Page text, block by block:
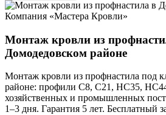
Компания «Мастера Кровли»
Монтаж кровли из
Домодедовском районе
Монтаж кровли из профнастила под
районе: профили С8, С21, НС35,
хозяйственных и промышленных
1–3 дня. Гарантия 5 лет. Бесплатный